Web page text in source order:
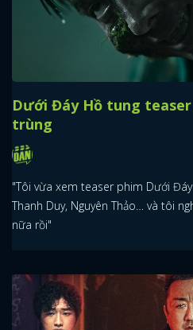
Dưới Đáy Hồ tung
trùng
"Tôi vừa xem teaser phim Dưới Đáy
Thanh Duy, Nguyên Thảo… và tôi
nữa rồi"